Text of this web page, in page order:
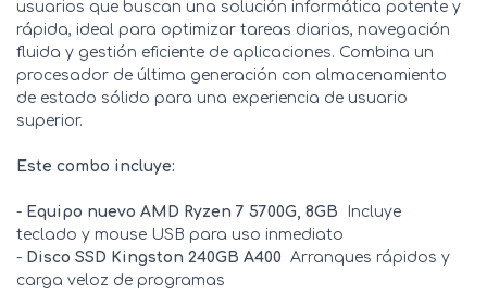
usuarios que buscan una solución informática potente y
rápida, ideal para optimizar tareas diarias, navegación
fluida y gestión eficiente de aplicaciones. Combina un
procesador de última generación con almacenamiento
de estado sólido para una experiencia de usuario
superior.
Este combo incluye:
- Equipo nuevo AMD Ryzen 7 5700G, 8GB  Incluye
teclado y mouse USB para uso inmediato
- Disco SSD Kingston 240GB A400  Arranques rápidos y
carga veloz de programas